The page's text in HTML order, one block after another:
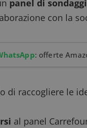
panel di sondaggi
con la
: offerte
di raccogliere le
al panel